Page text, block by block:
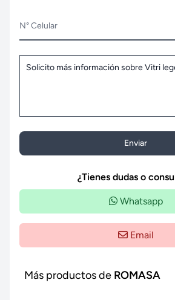
N° Celular
Enviar
¿Tienes dudas o
Whatsapp
Email
Más productos de ROMASA